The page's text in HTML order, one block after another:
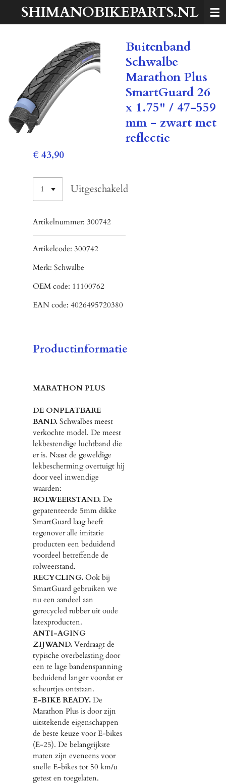
SHIMANOBIKEPARTS.NL
Buitenband
Schwalbe
Marathon Plus
SmartGuard 26
x 1.75" / 47-559
mm - zwart met
reflectie
€ 43,90
Uitgeschakeld
Artikelnummer: 300742
Artikelcode: 300742
Merk: Schwalbe
OEM code: 11100762
EAN code: 4026495720380
Productinformatie
MARATHON PLUS
DE ONPLATBARE
BAND. Schwalbes meest
verkochte model. De meest
lekbestendige luchtband die
er is. Naast de geweldige
lekbescherming overtuigt hij
door veel inwendige
waarden:
ROLWEERSTAND. De
gepatenteerde 5mm dikke
SmartGuard laag heeft
tegenover alle imitatie
producten een beduidend
voordeel betreffende de
rolweerstand.
RECYCLING. Ook bij
SmartGuard gebruiken we
nu een aandeel aan
gerecycled rubber uit oude
latexproducten.
ANTI-AGING
ZIJWAND. Verdraagt de
typische overbelasting door
een te lage bandenspanning
beduidend langer voordat er
scheurtjes ontstaan.
E-BIKE READY. De
Marathon Plus is door zijn
uitstekende eigenschappen
de beste keuze voor E-bikes
(E-25). De belangrijkste
maten zijn eveneens voor
snelle E-bikes tot 50 km/u
getest en toegelaten.